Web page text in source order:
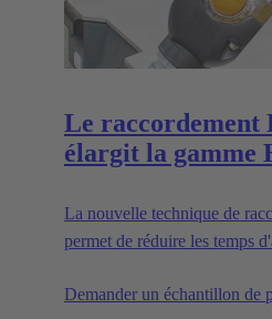
Le raccordement
élargit la gamme
La nouvelle technique de
permet de réduire les temps
Demander un échantillon de